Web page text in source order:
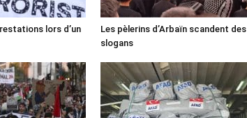
lors d’un
Les pèlerins d’Arbaïn scandent des
slogans